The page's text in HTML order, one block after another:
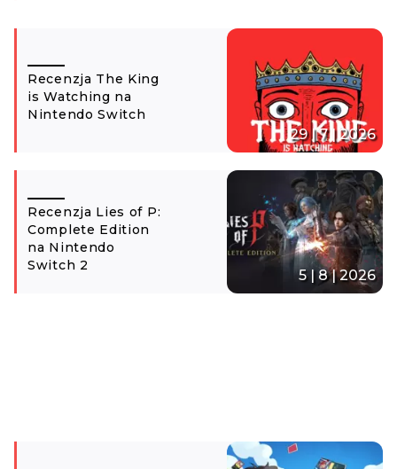
Recenzja The King
is Watching na
Nintendo Switch
29 | 7 | 2026
Recenzja Lies of P:
Complete Edition
na Nintendo
Switch 2
5 | 8 | 2026